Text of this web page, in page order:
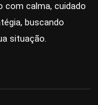
com calma, cuidado
buscando
situação.